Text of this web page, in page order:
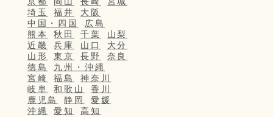
埼玉
福井
大阪
中国・四国
広島
熊本
秋田 千葉
山梨
近畿
兵庫 山口
大分
山形
東京 長野
奈良
徳島
九州・沖縄
宮崎
福島
神奈川
岐阜
和歌山
香川
鹿児島
静岡
愛媛
沖縄
愛知 高知